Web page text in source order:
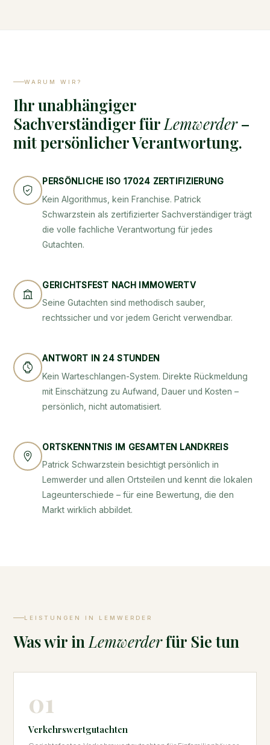
WARUM WIR?
Ihr unabhängiger
Sachverständiger für Lemwerder–
mit persönlicher Verantwortung.
PERSÖNLICHE ISO 17024 ZERTIFIZIERUNG
Kein Algorithmus, kein Franchise. Patrick
Schwarzstein als zertifizierter Sachverständiger trägt
die volle fachliche Verantwortung für jedes
Gutachten.
GERICHTSFEST NACH IMMOWERTV
Seine Gutachten sind methodisch sauber,
rechtssicher und vor jedem Gericht verwendbar.
ANTWORT IN 24 STUNDEN
Kein Warteschlangen-System. Direkte Rückmeldung
mit Einschätzung zu Aufwand, Dauer und Kosten –
persönlich, nicht automatisiert.
ORTSKENNTNIS IM GESAMTEN LANDKREIS
Patrick Schwarzstein besichtigt persönlich in
Lemwerder und allen Ortsteilen und kennt die lokalen
Lageunterschiede – für eine Bewertung, die den
Markt wirklich abbildet.
LEISTUNGEN IN LEMWERDER
Was wir in Lemwerderfür Sie tun
01
Verkehrswertgutachten